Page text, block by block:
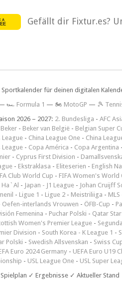
Gefällt dir Fixtur.es?
für deinen digitalen
🏎️ Formula 1 — 🏍 MotoGP — 🎾
2026 – 2027: 2. Bundesliga - AFC
Beker - Beker van België - Belgian Super
League - China League One - China
League - Copa América - Copa Argentina -
- Cyprus First Division -
- Ekstraklasa - Eliteserien - English
Club World Cup - FIFA Women's World
- Japan - J1 League - Johan Cruijff
- Ligue 1 - Ligue 2 - Meistriliiga - MLS
Oefen-interlands Vrouwen - ÖFB-Cup -
Femenina - Puchar Polski - Qatar
Women's Premier League -
Division - South Korea - K League 1 -
Polski - Swedish Allsvenskan - Swiss
Euro 2024 Germany - UEFA Euro U19
- USL League One - USL Super
✓ Ergebnisse ✓ Aktueller Stand